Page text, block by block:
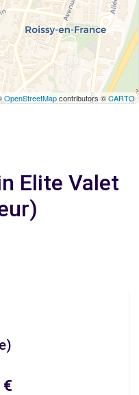
OpenStreetMapcontributors ©CARTO
Elite Valet